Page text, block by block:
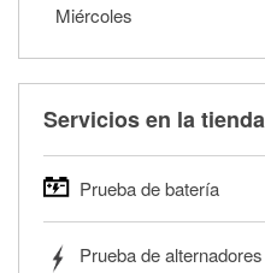
Miércoles
Servicios en la tienda
Prueba de batería
autos, camionetas, SUVs,
Prueba de